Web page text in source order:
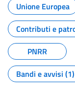
Unione Europea
Contributi e
PNRR
Bandi e avvisi (1)